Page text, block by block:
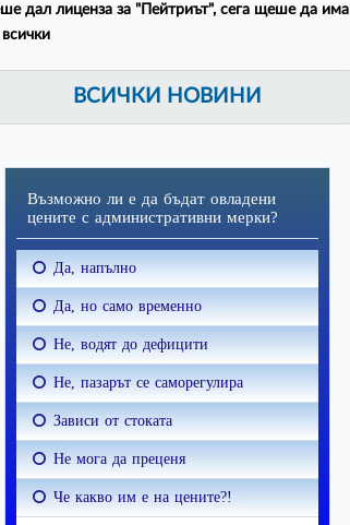
дал лиценза за "Пейтриът", сега щеше да има
всички
ВСИЧКИ НОВИНИ